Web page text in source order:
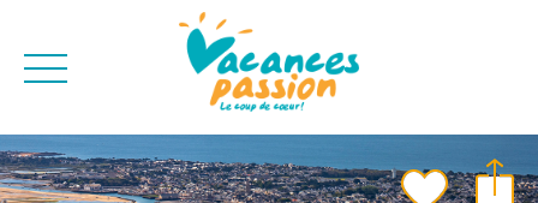
CAMPAGNE
MER
BONS PLANS
BLOG